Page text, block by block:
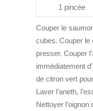
1 pincée
Couper le
cubes. Couper le
presser. Couper
immédiatement
de citron vert
Laver l’aneth,
Nettoyer